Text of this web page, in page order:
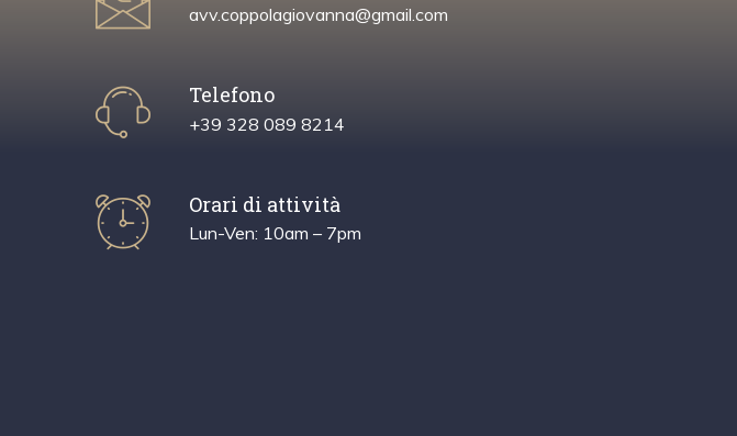
avv.coppolagiovanna@gmail.com
Telefono
+39 328 089 8214
Orari di attività
Lun-Ven: 10am – 7pm